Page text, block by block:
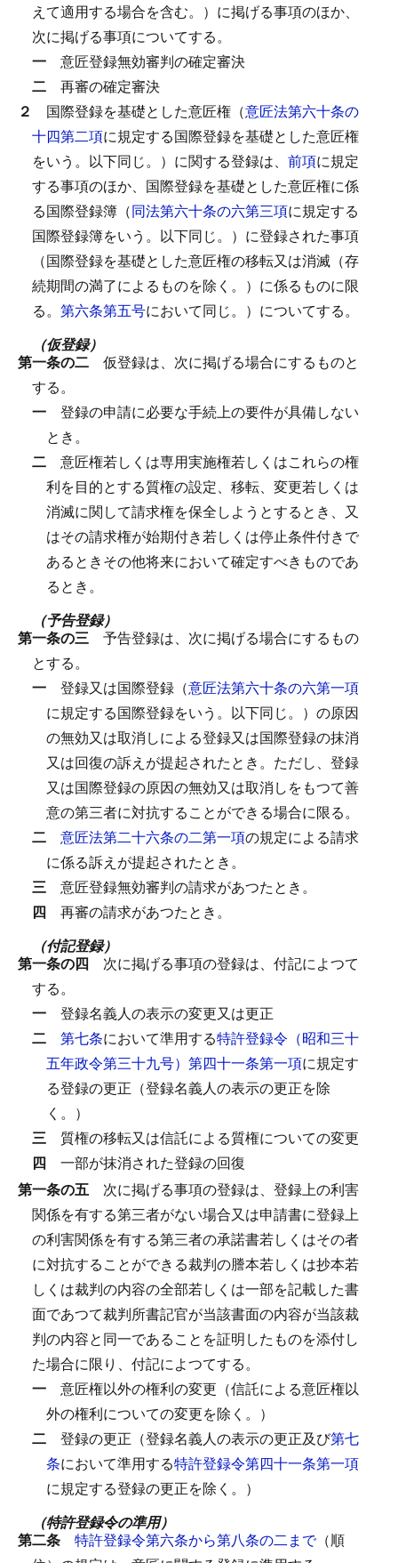
えて適用する場合を含む。）に掲げる事項のほか、
次に掲げる事項についてする。
一 意匠登録無効審判の確定審決
二 再審の確定審決
２ 国際登録を基礎とした意匠権（意匠法第六十条の
十四第二項に規定する国際登録を基礎とした意匠権
をいう。以下同じ。）に関する登録は、 前項に規定
する事項のほか、国際登録を基礎とした意匠権に係
る国際登録簿（同法第六十条の六第三項に規定する
国際登録簿をいう。以下同じ。）に登録された事項
（国際登録を基礎とした意匠権の移転又は消滅（存
続期間の満了によるものを除く。）に係るものに限
る。 第六条第五号において同じ。）についてする。
（仮登録）
第一条の二 仮登録は、次に掲げる場合にするものと
する。
一 登録の申請に必要な手続上の要件が具備しない
とき。
二 意匠権若しくは専用実施権若しくはこれらの権
利を目的とする質権の設定、移転、変更若しくは
消滅に関して請求権を保全しようとするとき、又
はその請求権が始期付き若しくは停止条件付きで
あるときその他将来において確定すべきものであ
るとき。
（予告登録）
第一条の三 予告登録は、次に掲げる場合にするもの
とする。
一 登録又は国際登録（意匠法第六十条の六第一項
に規定する国際登録をいう。以下同じ。）の原因
の無効又は取消しによる登録又は国際登録の抹消
又は回復の訴えが提起されたとき。 ただし、登録
又は国際登録の原因の無効又は取消しをもつて善
意の第三者に対抗することができる場合に限る。
二 意匠法第二十六条の二第一項の規定による請求
に係る訴えが提起されたとき。
三 意匠登録無効審判の請求があつたとき。
四 再審の請求があつたとき。
（付記登録）
第一条の四 次に掲げる事項の登録は、付記によつて
する。
一 登録名義人の表示の変更又は更正
二 第七条において準用する特許登録令（昭和三十
五年政令第三十九号）第四十一条第一項に規定す
る登録の更正（登録名義人の表示の更正を除
く。）
三 質権の移転又は信託による質権についての変更
四 一部が抹消された登録の回復
第一条の五 次に掲げる事項の登録は、登録上の利害
関係を有する第三者がない場合又は申請書に登録上
の利害関係を有する第三者の承諾書若しくはその者
に対抗することができる裁判の謄本若しくは抄本若
しくは裁判の内容の全部若しくは一部を記載した書
面であつて裁判所書記官が当該書面の内容が当該裁
判の内容と同一であることを証明したものを添付し
た場合に限り、付記によつてする。
一 意匠権以外の権利の変更（信託による意匠権以
外の権利についての変更を除く。）
二 登録の更正（登録名義人の表示の更正及び第七
条において準用する特許登録令第四十一条第一項
に規定する登録の更正を除く。）
（特許登録令の準用）
第二条 特許登録令第六条から第八条の二まで（順